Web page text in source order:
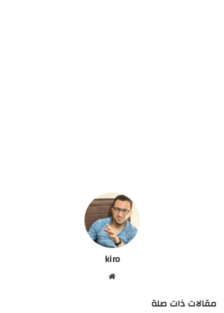
kiro
مقالات ذات صلة